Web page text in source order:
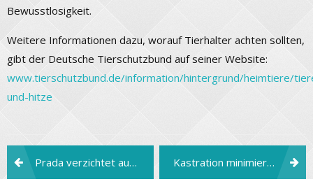
Bewusstlosigkeit.
Weitere Informationen dazu, worauf Tierhalter achten sollten,
gibt der Deutsche Tierschutzbund auf seiner Website:
www.tierschutzbund.de/information/hintergrund/heimtiere/
und-hitze
Beitragsnavigation
Prada verzichtet auf Echtpelz Kastration minimiert das Katzenleiden